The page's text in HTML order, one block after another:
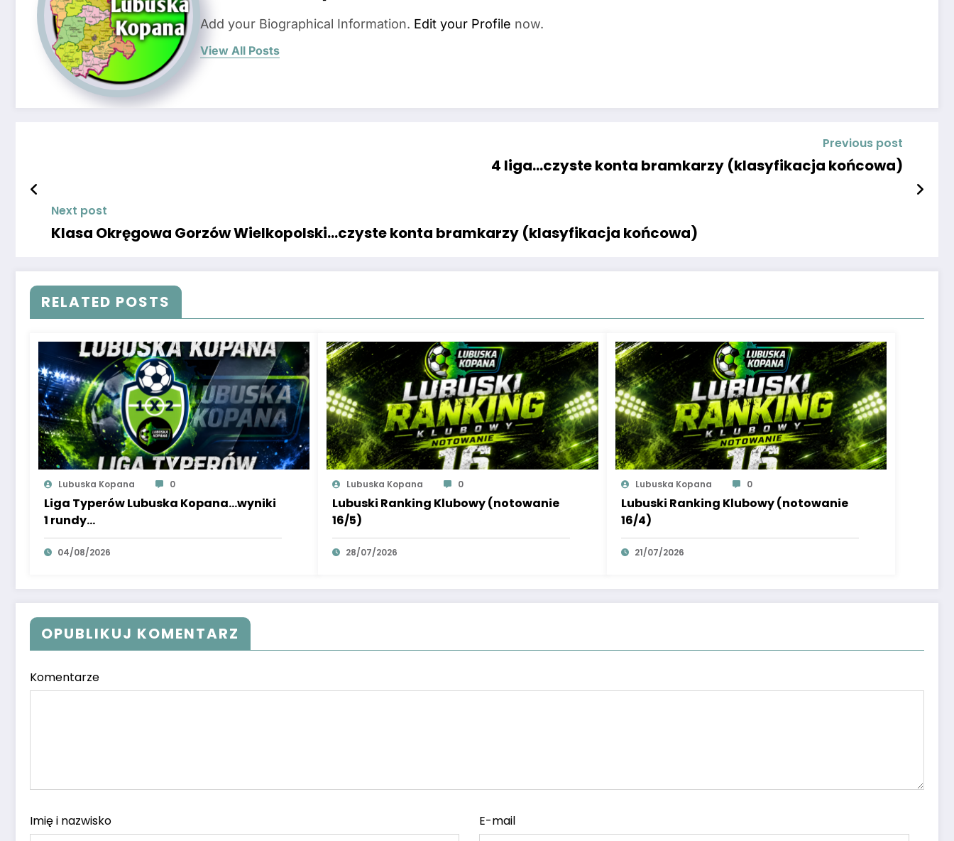
Add your Biographical Information. Edit your Profile now.
View All Posts
Previous post
4 liga…czyste konta bramkarzy (klasyfikacja końcowa)
Next post
Klasa Okręgowa Gorzów Wielkopolski…czyste konta bramkarzy (klasyfikacja końcowa)
RELATED POSTS
Lubuska Kopana 0
Liga Typerów Lubuska Kopana…wyniki
1 rundy…
04/08/2026
Lubuska Kopana 0
Lubuski Ranking Klubowy (notowanie
16/5)
28/07/2026
Lubuska Kopana 0
Lubuski Ranking Klubowy (notowanie
16/4)
21/07/2026
OPUBLIKUJ KOMENTARZ
Komentarze
Imię i nazwisko E-mail